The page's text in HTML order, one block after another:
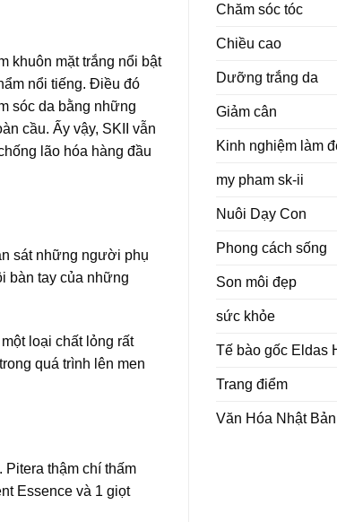
khuôn mặt trắng nổi bật
nổi tiếng. Điều đó
sóc da bằng những
cầu. Ấy vậy, SKII vẫn
lão hóa hàng đầu
sát những người phụ
bàn tay của những
loại chất lỏng rất
quá trình lên men
thậm chí thấm
Essence và 1 giọt
Chăm sóc tóc
Chiều cao
Dưỡng trắng da
Giảm cân
Kinh nghiệm làm
my pham sk-ii
Nuôi Dạy Con
Phong cách sống
Son môi đẹp
sức khỏe
Tế bào gốc Eldas
Trang điểm
Văn Hóa Nhật Bản